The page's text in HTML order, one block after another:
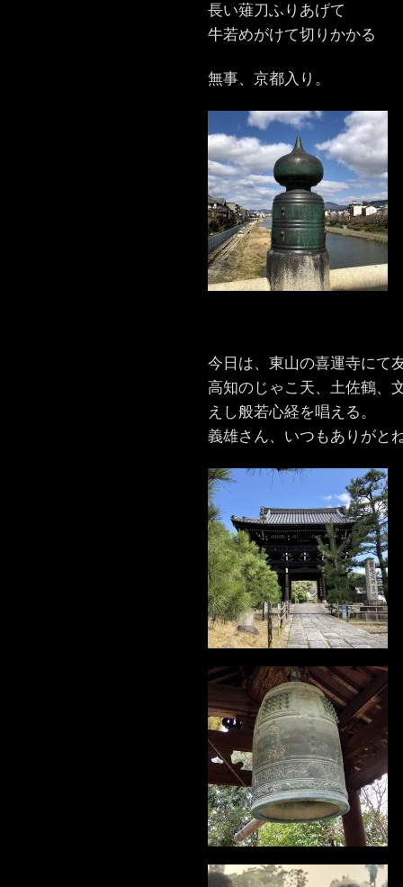
長い薙刀ふりあげて
牛若めがけて切りかかる
無事、京都入り。
今日は、東山の喜運寺にて
高知のじゃこ天、土佐鶴、
えし般若心経を唱える。
義雄さん、いつもありがと